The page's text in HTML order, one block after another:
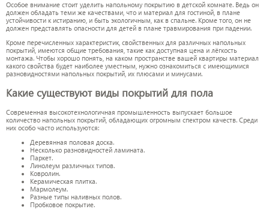
Особое внимание стоит уделить напольному покрытию в детской комнате. Ведь он
должен обладать теми же качествами, что и материал для гостиной, в плане
устойчивости к истиранию, и быть экологичным, как в спальне. Кроме того, он не
должен представлять опасности для детей в плане травмирования при падении.
Кроме перечисленных характеристик, свойственных для различных напольных
покрытий, имеются общие требования, такие как доступная цена и лёгкость
монтажа. Чтобы хорошо понять, на каком пространстве вашей квартиры материал
какого свойства будет наиболее уместным, нужно ознакомиться с имеющимися
разновидностями напольных покрытий, их плюсами и минусами.
Какие существуют виды покрытий для пола
Современная высокотехнологичная промышленность выпускает большое
количество напольных покрытий, обладающих огромным спектром качеств. Среди
них особо часто используются:
Деревянная половая доска.
Несколько разновидностей ламината.
Паркет.
Линолеум различных типов.
Ковролин.
Керамическая плитка.
Мармолеум.
Разные типы наливных полов.
Пробковое покрытие.